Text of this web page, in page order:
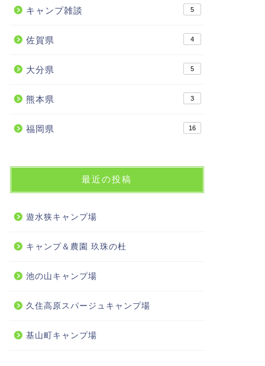
キャンプ雑談 5
佐賀県 4
大分県 5
熊本県 3
福岡県 16
最近の投稿
遊水狭キャンプ場
キャンプ＆農園 玖珠の杜
池の山キャンプ場
久住高原スパージュキャンプ場
基山町キャンプ場